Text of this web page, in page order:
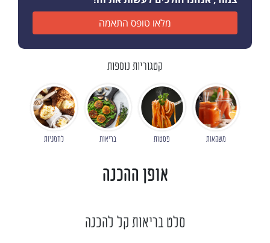
מלאו טופס התאמה
קטגוריות נוספות
משקאות פסטות בריאות לחמניות
אופן ההכנה
סלט בריאות קל להכנה